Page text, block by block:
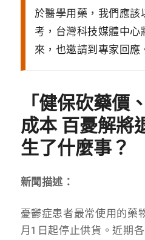
於醫學用藥，我們應該
考，台灣科技媒體中心
來，也邀請到專家回應
「健保砍藥價
成本 百憂解將
生了什麼事？
新聞描述：
憂鬱症患者最常使用的藥
月1日起停止供貨。近期